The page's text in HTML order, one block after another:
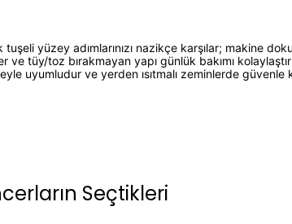
yüzey adımlarınızı nazikçe karşılar; makine
tüy/toz bırakmayan yapı günlük bakımı
uyumludur ve yerden ısıtmalı zeminlerde güvenle
Seçtikleri